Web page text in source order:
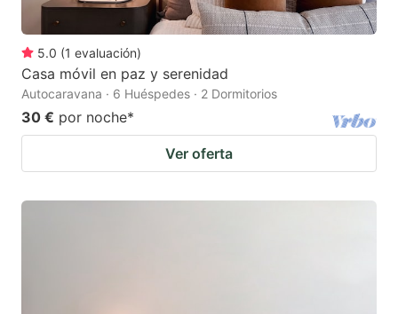
5.0 (1 evaluación)
Casa móvil en paz y serenidad
Autocaravana · 6 Huéspedes · 2 Dormitorios
30 € por noche*
Ver oferta